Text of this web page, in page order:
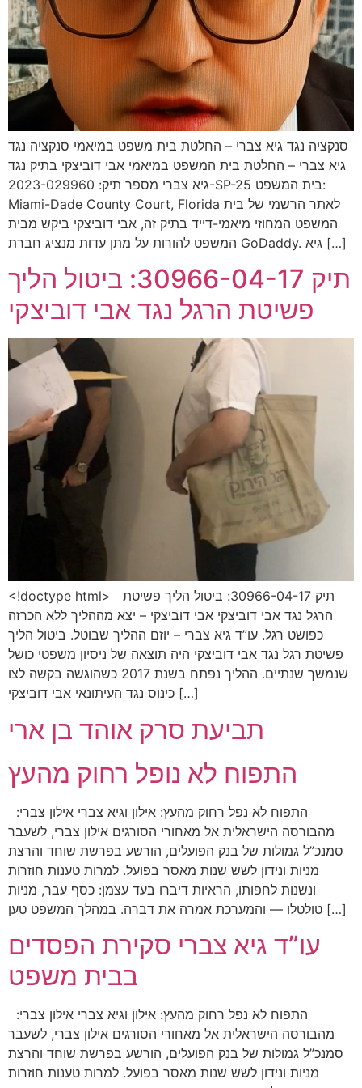
סנקציה נגד גיא צברי – החלטת בית משפט במיאמי סנקציה נגד
גיא צברי – החלטת בית המשפט במיאמי אבי דוביצקי בתיק נגד
גיא צברי מספר תיק: 2023-029960-SP-25 בית המשפט:
Miami-Dade County Court, Florida לאתר הרשמי של בית
המשפט המחוזי מיאמי-דייד בתיק זה, אבי דוביצקי ביקש מבית
המשפט להורות על מתן עדות מנציג חברת GoDaddy. גיא […]
תיק 30966-04-17: ביטול הליך
פשיטת הרגל נגד אבי דוביצקי
<!doctype html> תיק 30966-04-17: ביטול הליך פשיטת
הרגל נגד אבי דוביצקי אבי דוביצקי – יצא מההליך ללא הכרזה
כפושט רגל. עו”ד גיא צברי – יוזם ההליך שבוטל. ביטול הליך
פשיטת רגל נגד אבי דוביצקי היה תוצאה של ניסיון משפטי כושל
שנמשך שנתיים. ההליך נפתח בשנת 2017 כשהוגשה בקשה לצו
כינוס נגד העיתונאי אבי דוביצקי […]
תביעת סרק אוהד בן ארי
התפוח לא נופל רחוק מהעץ
מהבורסה הישראלית אל מאחורי הסורגים אילון צברי, לשעבר
סמנכ”ל גמולות של בנק הפועלים, הורשע בפרשת שוחד והרצת
מניות ונידון לשש שנות מאסר בפועל. למרות טענות חוזרות
ונשנות לחפותו, הראיות דיברו בעד עצמן: כסף עבר, מניות
טולטלו — והמערכת אמרה את דברה. במהלך המשפט טען […]
עו”ד גיא צברי סקירת הפסדים
בבית משפט
מהבורסה הישראלית אל מאחורי הסורגים אילון צברי, לשעבר
סמנכ”ל גמולות של בנק הפועלים, הורשע בפרשת שוחד והרצת
מניות ונידון לשש שנות מאסר בפועל. למרות טענות חוזרות